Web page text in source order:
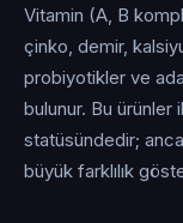
Vitamin (A, B
çinko, demir,
probiyotikler ve
bulunur. Bu ürünler
statüsündedir;
büyük farklılık